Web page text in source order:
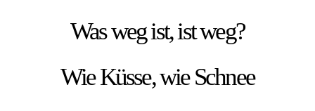
Was weg ist, ist weg?
Wie Küsse, wie Schnee